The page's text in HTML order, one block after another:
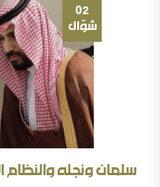
02
شوّال
سلمان ونجله